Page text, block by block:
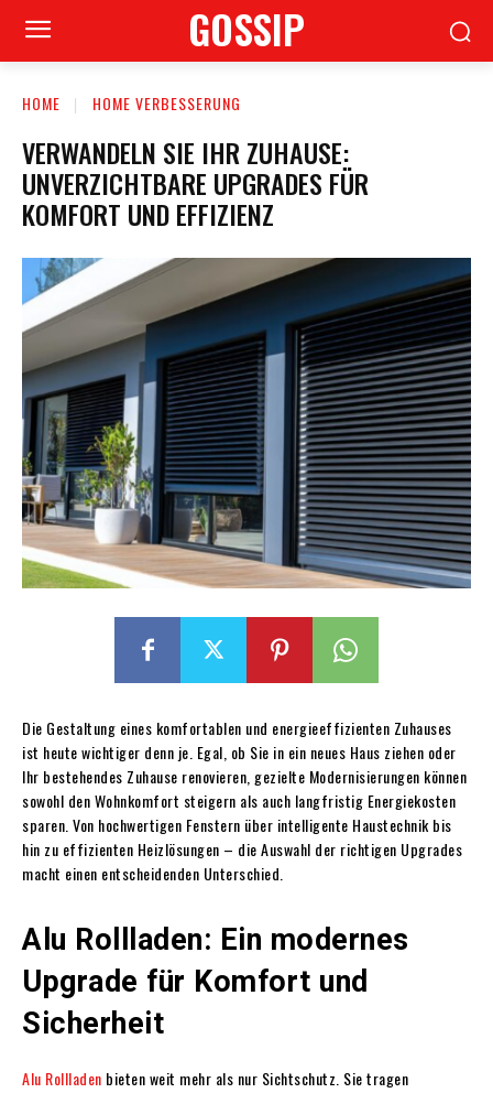
GOSSIP
HOME HOME VERBESSERUNG
VERWANDELN SIE IHR ZUHAUSE:
UNVERZICHTBARE UPGRADES FÜR
KOMFORT UND EFFIZIENZ
Die Gestaltung eines komfortablen und energieeffizienten Zuhauses
ist heute wichtiger denn je. Egal, ob Sie in ein neues Haus ziehen oder
Ihr bestehendes Zuhause renovieren, gezielte Modernisierungen können
sowohl den Wohnkomfort steigern als auch langfristig Energiekosten
sparen. Von hochwertigen Fenstern über intelligente Haustechnik bis
hin zu effizienten Heizlösungen – die Auswahl der richtigen Upgrades
macht einen entscheidenden Unterschied.
Alu Rollladen: Ein modernes
Upgrade für Komfort und
Sicherheit
Alu Rollladen bieten weit mehr als nur Sichtschutz. Sie tragen